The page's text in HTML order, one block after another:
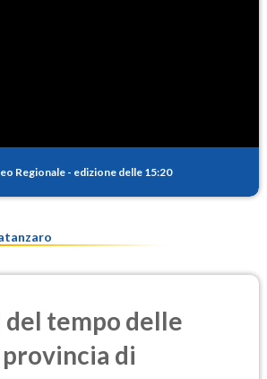
Regionale - edizione delle 15:20
tempo delle
di